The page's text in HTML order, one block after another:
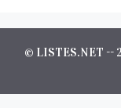
© LISTES.NET --